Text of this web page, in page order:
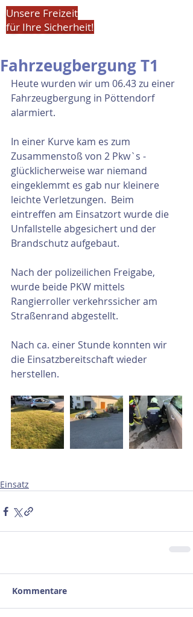
Unsere Freizeit
für Ihre Sicherheit!
Fahrzeugbergung T1
Heute wurden wir um 06.43 zu einer
Fahrzeugbergung in Pöttendorf
alarmiert.
In einer Kurve kam es zum
Zusammenstoß von 2 Pkw`s -
glücklicherweise war niemand
eingeklemmt es gab nur kleinere
leichte Verletzungen.  Beim
eintreffen am Einsatzort wurde die
Unfallstelle abgesichert und der
Brandschutz aufgebaut.
Nach der polizeilichen Freigabe,
wurde beide PKW mittels
Rangierroller verkehrssicher am
Straßenrand abgestellt.
Nach ca. einer Stunde konnten wir
die Einsatzbereitschaft wieder
herstellen.
Einsatz
Kommentare